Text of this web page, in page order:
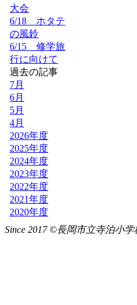
Since 2017 ©長岡市立寺泊小学